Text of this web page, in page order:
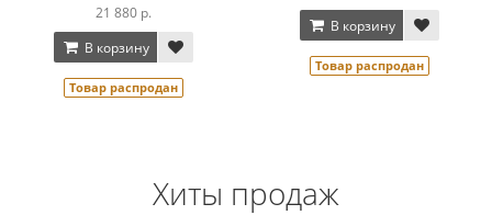
21 880 р.
В корзину
Товар распродан
В корзину
Товар распродан
Хиты продаж